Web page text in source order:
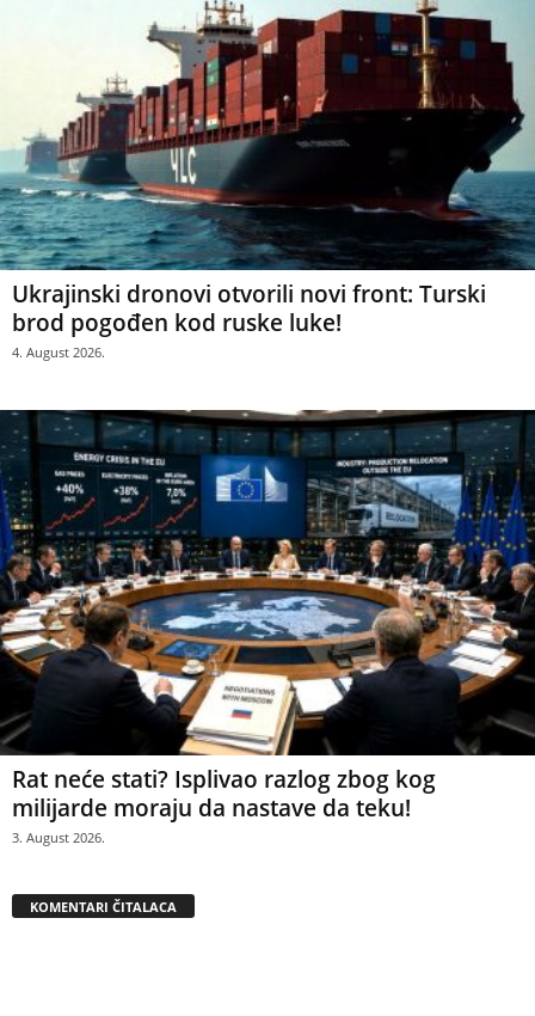
Ukrajinski dronovi otvorili novi front: Turski
brod pogođen kod ruske luke!
4. August 2026.
Rat neće stati? Isplivao razlog zbog kog
milijarde moraju da nastave da teku!
3. August 2026.
KOMENTARI ČITALACA